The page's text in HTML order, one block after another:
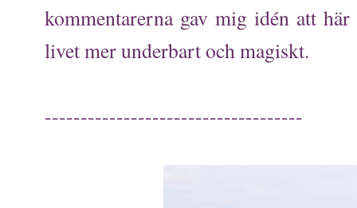
kommentarerna gav mig idén att
livet mer underbart och magiskt.
------------------------------------